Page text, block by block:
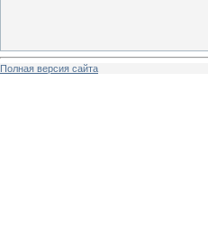
Полная версия сайта